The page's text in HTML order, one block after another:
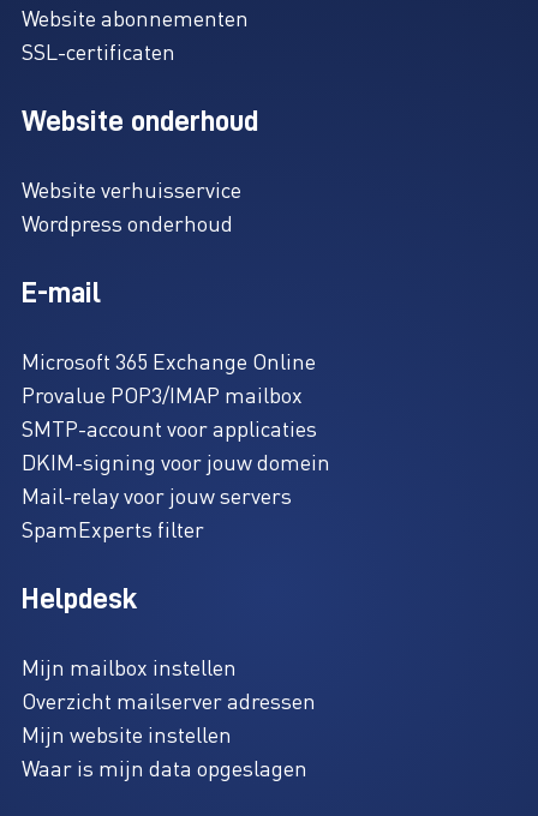
Website abonnementen
SSL-certificaten
Website onderhoud
Website verhuisservice
Wordpress onderhoud
E-mail
Microsoft 365 Exchange Online
Provalue POP3/IMAP mailbox
SMTP-account voor applicaties
DKIM-signing voor jouw domein
Mail-relay voor jouw servers
SpamExperts filter
Helpdesk
Mijn mailbox instellen
Overzicht mailserver adressen
Mijn website instellen
Waar is mijn data opgeslagen